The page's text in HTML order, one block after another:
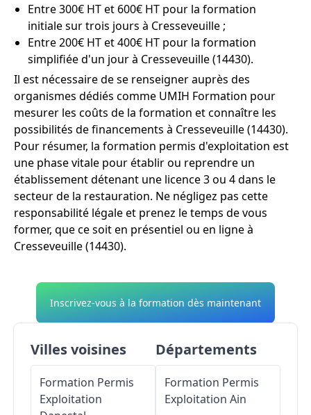
Entre 300€ HT et 600€ HT pour la formation
initiale sur trois jours à Cresseveuille ;
Entre 200€ HT et 400€ HT pour la formation
simplifiée d'un jour à Cresseveuille (14430).
Il est nécessaire de se renseigner auprès des
organismes dédiés comme UMIH Formation pour
mesurer les coûts de la formation et connaître les
possibilités de financements à Cresseveuille (14430).
Pour résumer, la formation permis d'exploitation est
une phase vitale pour établir ou reprendre un
établissement détenant une licence 3 ou 4 dans le
secteur de la restauration. Ne négligez pas cette
responsabilité légale et prenez le temps de vous
former, que ce soit en présentiel ou en ligne à
Cresseveuille (14430).
Inscrivez-vous à la formation dès maintenant
Villes voisines
Formation Permis
Exploitation
Départements
Formation Permis
Exploitation Ain